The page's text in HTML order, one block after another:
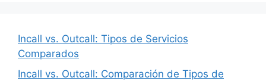
Incall vs. Outcall: Tipos de Servicios
Comparados
Incall vs. Outcall: Comparación de Tipos de